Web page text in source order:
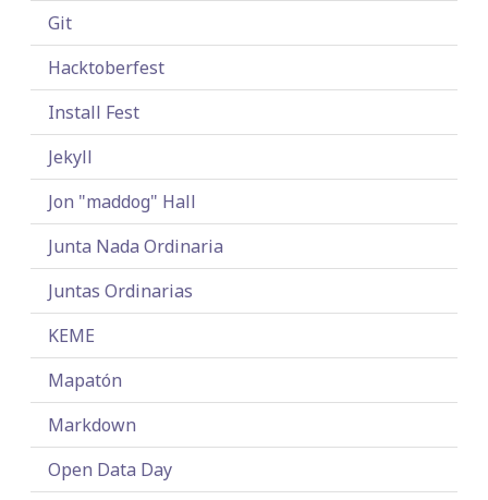
Git
Hacktoberfest
Install Fest
Jekyll
Jon "maddog" Hall
Junta Nada Ordinaria
Juntas Ordinarias
KEME
Mapatón
Markdown
Open Data Day